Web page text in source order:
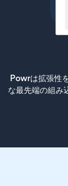
Powrは拡張性
な最先端の組み